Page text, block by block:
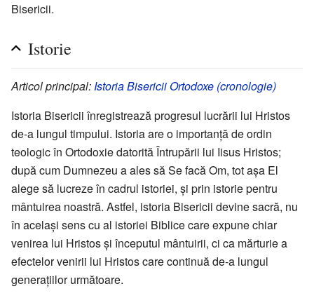
Bisericii.
Istorie
Articol principal:Istoria Bisericii Ortodoxe (cronologie)
Istoria Bisericii înregistrează progresul lucrării lui Hristos
de-a lungul timpului. Istoria are o importanță de ordin
teologic în Ortodoxie datorită Întrupării lui Iisus Hristos;
după cum Dumnezeu a ales să Se facă Om, tot așa El
alege să lucreze în cadrul istoriei, și prin istorie pentru
mântuirea noastră. Astfel, istoria Bisericii devine sacră, nu
în același sens cu al istoriei Biblice care expune chiar
venirea lui Hristos și începutul mântuirii, ci ca mărturie a
efectelor venirii lui Hristos care continuă de-a lungul
generațiilor următoare.